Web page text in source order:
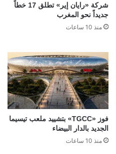
شركة «رايان إير» تطلق 17 خطاً
جديداً نحو المغرب
منذ 10 ساعات
فوز «TGCC» بتشييد ملعب تيسيما
الجديد بالدار البيضاء
منذ 10 ساعات